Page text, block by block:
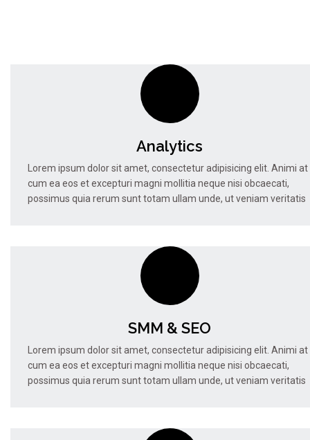
Analytics
Lorem ipsum dolor sit amet, consectetur adipisicing elit. Animi at
cum ea eos et excepturi magni mollitia neque nisi obcaecati,
possimus quia rerum sunt totam ullam unde, ut veniam veritatis
SMM & SEO
Lorem ipsum dolor sit amet, consectetur adipisicing elit. Animi at
cum ea eos et excepturi magni mollitia neque nisi obcaecati,
possimus quia rerum sunt totam ullam unde, ut veniam veritatis